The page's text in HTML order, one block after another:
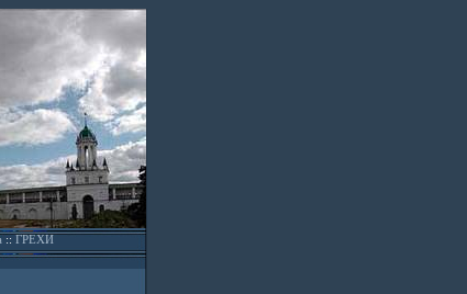
::ГРЕХИ